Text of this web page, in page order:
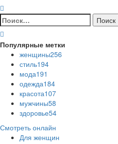
Найти:
Популярные метки
женщины256
стиль194
мода191
одежда184
красота107
мужчины58
здоровье54
Смотреть онлайн
Для женщин